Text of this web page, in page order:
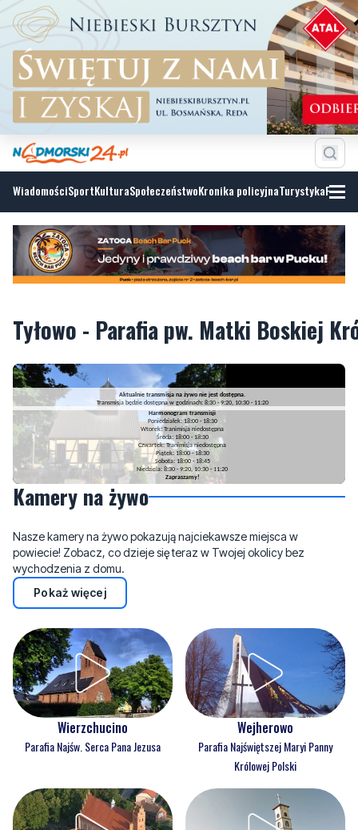
WiadomościSportKulturaSpołeczeństwoKronika policyjnaTurystyka
Tyłowo - Parafia pw. Matki Boskiej
Kamery na żywo
Nasze kamery na żywo pokazują najciekawsze miejsca w
powiecie! Zobacz, co dzieje się teraz w Twojej okolicy bez
wychodzenia z domu.
Pokaż więcej
Wierzchucino
Parafia Najśw. Serca Pana Jezusa
Wejherowo
Parafia Najświętszej Maryi Panny
Królowej Polski